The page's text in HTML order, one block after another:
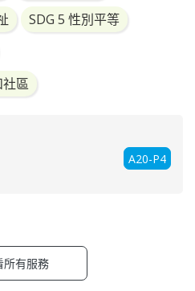
SDG 5 性別平等
區
A20-P4
所有服務